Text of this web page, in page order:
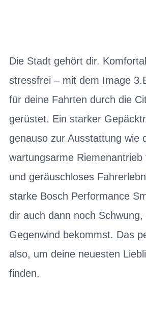
Die Stadt gehört dir.
stressfrei – mit dem Image
für deine Fahrten durch die
gerüstet. Ein starker
genauso zur Ausstattung wie
wartungsarme
und geräuschloses
starke Bosch Performance
dir auch dann noch Schwung,
Gegenwind bekommst. Das
also, um deine neuesten
finden.